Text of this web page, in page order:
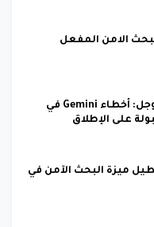
الامن المفعل
المدير التنفيذي لجوجل: أخطاء Gemini في
على الإطلاق
ميزة البحث الآمن في